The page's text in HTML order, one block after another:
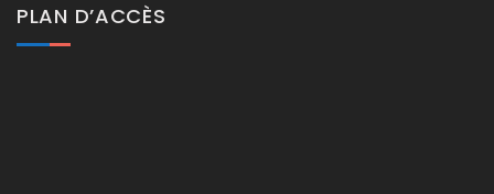
PLAN D’ACCÈS